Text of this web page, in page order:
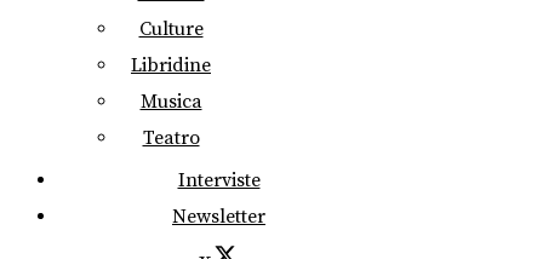
Culture
Libridine
Musica
Teatro
Interviste
Newsletter